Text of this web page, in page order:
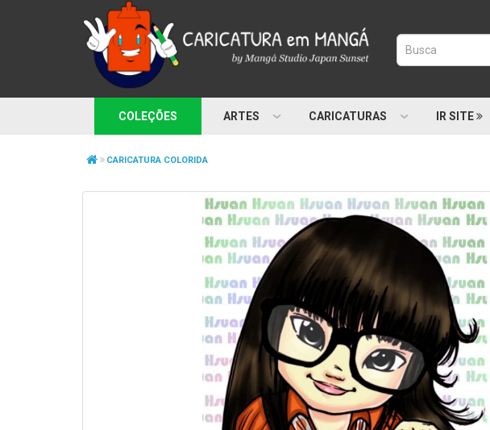
COLEÇÕES ARTES CARICATURAS IR SITE
CARICATURA COLORIDA